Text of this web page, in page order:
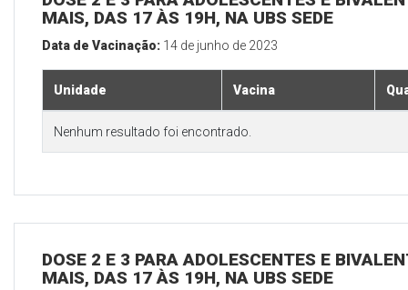
MAIS, DAS 17 ÀS 19H, NA UBS SEDE
Data de Vacinação: 14 de junho de 2023
Unidade Vacina
Nenhum resultado foi encontrado.
DOSE 2 E 3 PARA ADOLESCENTES E
MAIS, DAS 17 ÀS 19H, NA UBS SEDE